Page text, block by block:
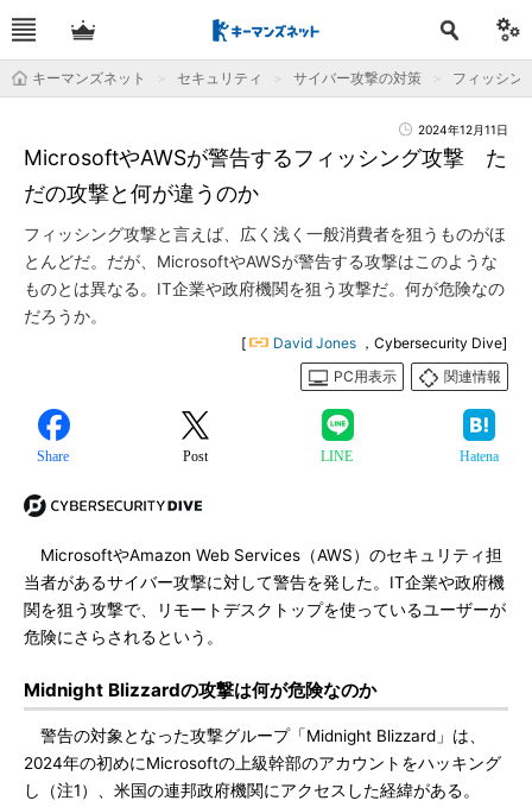
キーマンズネット セキュリティ サイバー攻撃の対策 フィッシン
2024年12月11日
MicrosoftやAWSが警告するフィッシング攻撃 た
だの攻撃と何が違うのか
フィッシング攻撃と言えば、広く浅く一般消費者を狙うものがほ
とんどだ。だが、MicrosoftやAWSが警告する攻撃はこのような
ものとは異なる。IT企業や政府機関を狙う攻撃だ。何が危険なの
だろうか。
[ David Jones ，Cybersecurity Dive]
PC用表示
関連情報
Share Post LINE Hatena
MicrosoftやAmazon Web Services（AWS）のセキュリティ担
当者があるサイバー攻撃に対して警告を発した。IT企業や政府機
関を狙う攻撃で、リモートデスクトップを使っているユーザーが
危険にさらされるという。
Midnight Blizzardの攻撃は何が危険なのか
警告の対象となった攻撃グループ「Midnight Blizzard」は、
2024年の初めにMicrosoftの上級幹部のアカウントをハッキング
し（注1）、米国の連邦政府機関にアクセスした経緯がある。